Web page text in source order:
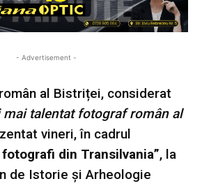
- Advertisement -
al Bistriței, considerat
mai talentat fotograf român al
vineri, în cadrul
fotografi din Transilvania”, la
de Istorie și Arheologie